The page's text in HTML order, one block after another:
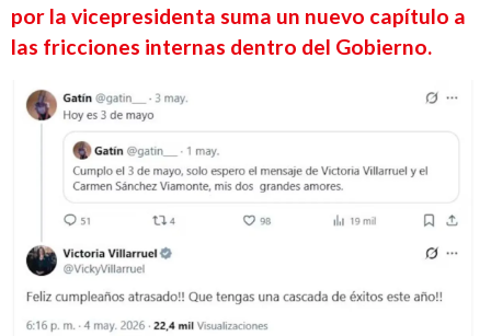
por la vicepresidenta suma un nuevo capítulo a
las fricciones internas dentro del Gobierno.